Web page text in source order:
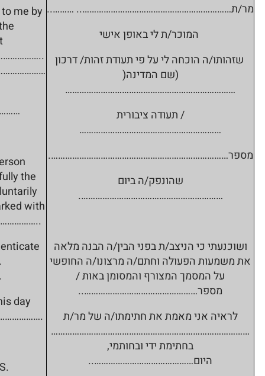
מר/ת……………………………………………………….. ………..
המוכר/ת לי באופן אישי
שזהותו/ה הוכחה לי על פי תעודת זהות/ דרכון
(שם המדינה(
………………………………………………………………
/ תעודה ציבורית
……………………………………………………
מספר………………………………………………………………….
שהונפק/ה ביום
…………………………………………………….
ושוכנעתי כי הניצב/ת בפני הבין/ה הבנה מלאה
את משמעות הפעולה וחתם/ה מרצונו/ה החופשי
על המסמך המצורף והמסומן באות /
מספר…………………………………………..
לראיה אני מאמת את חתימתו/ה של מר/ת
…………………………………………………………………………
בחתימת ידי ובחותמי,
היום……………………………………..
me by
the
with
day